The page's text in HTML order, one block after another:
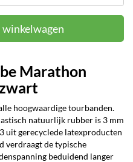
winkelwagen
Marathon
hoogwaardige tourbanden.
natuurlijk rubber is 3 mm
uit gerecyclede latexproducten
verdraagt de typische
beduidend langer